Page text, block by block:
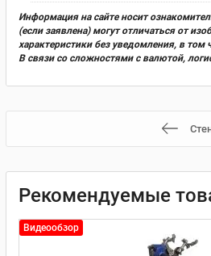
Информация на сайте носит
(если заявлена) могут отличаться от
характеристики без уведомления, в
В связи со сложностями с валютой,
Рекомендуемые
Видеообзор